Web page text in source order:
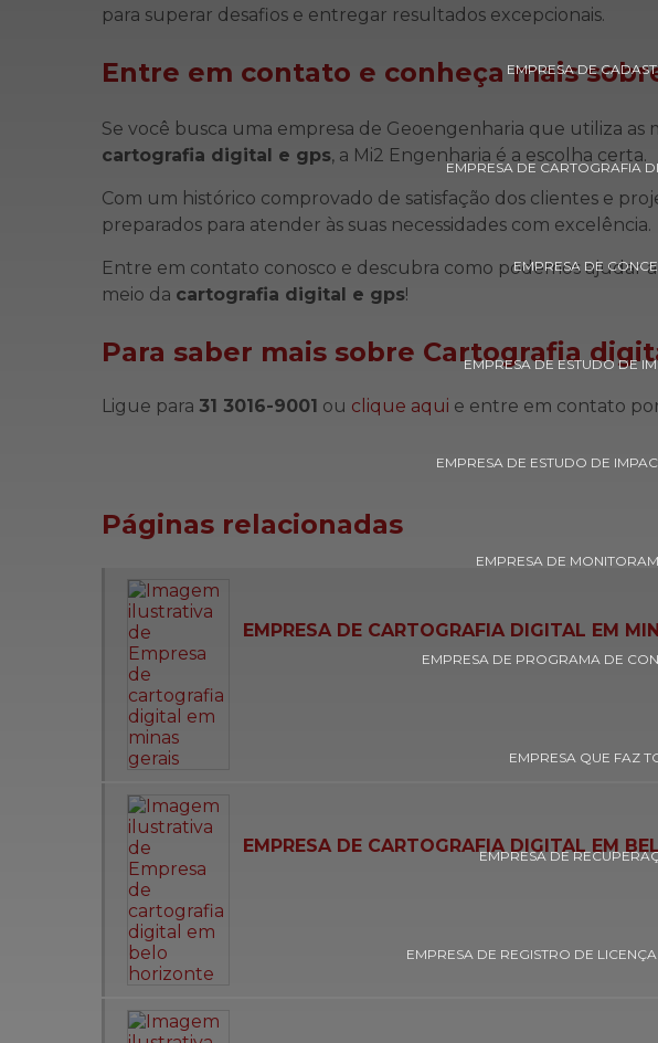
EMPRESA DE
EMPRESA DE CARTOGRAFIA
EMPRESA DE
EMPRESA DE ESTUDO DE
EMPRESA DE ESTUDO DE
EMPRESA DE
EMPRESA DE PROGRAMA DE
EMPRESA QUE FAZ
EMPRESA DE
EMPRESA DE REGISTRO DE
para superar desafios e entregar resultados excepcionais.
Entre em contato e conheça mais
Se você busca uma empresa de Geoengenharia que utiliza as
cartografia digital e gps, a Mi2 Engenharia é a escolha certa.
Com um histórico comprovado de satisfação dos clientes e
preparados para atender às suas necessidades com excelência.
Entre em contato conosco e descubra como podemos ajudar
meio da cartografia digital e gps!
Para saber mais sobre Cartografia
Ligue para 31 3016-9001 ou clique aqui e entre em contato
Páginas relacionadas
EMPRESA DE CARTOGRAFIA DIGITAL EM
EMPRESA DE CARTOGRAFIA DIGITAL EM